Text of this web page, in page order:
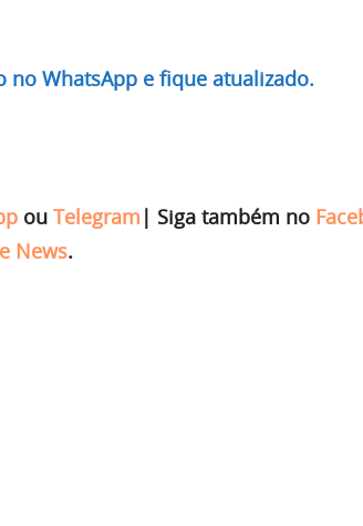
no WhatsApp e fique atualizado.
ou Telegram | Siga também no
News.